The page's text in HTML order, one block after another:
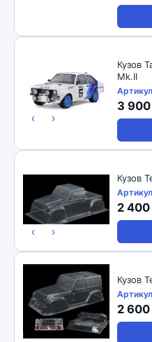
‹ ›
Кузов
Mk.II
3
‹ ›
Кузов
2
2